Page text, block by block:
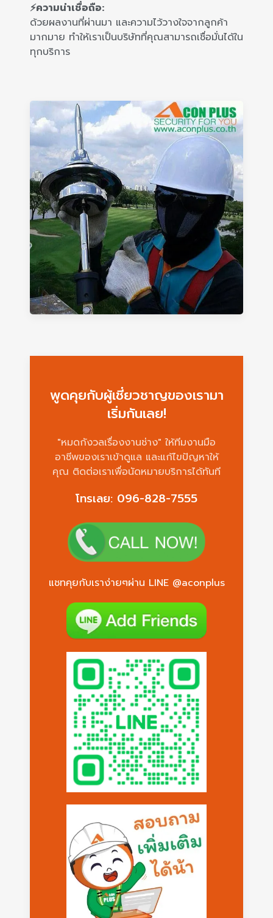
⚡ความน่าเชื่อถือ:
ด้วยผลงานที่ผ่านมา และความไว้วางใจจากลูกค้า
มากมาย ทำให้เราเป็นบริษัทที่คุณสามารถเชื่อมั่นได้ใน
ทุกบริการ
พูดคุยกับผู้เชี่ยวชาญของเรามา
เริ่มกันเลย!
"หมดกังวลเรื่องงานช่าง" ให้ทีมงานมือ
อาชีพของเราเข้าดูแล และแก้ไขปัญหาให้
คุณ ติดต่อเราเพื่อนัดหมายบริการได้ทันที
โทรเลย: 096-828-7555
แชทคุยกับเราง่ายๆผ่าน LINE @aconplus